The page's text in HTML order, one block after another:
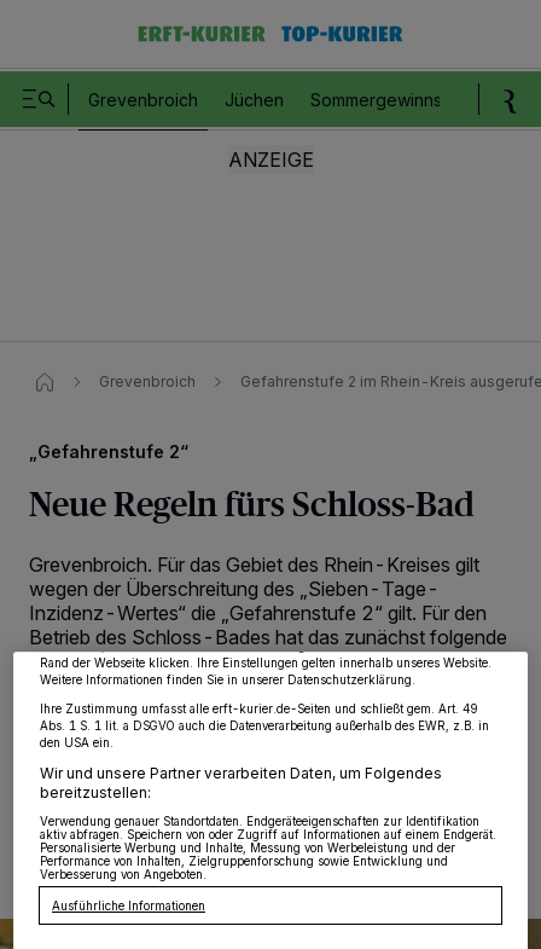
Grevenbroich Jüchen Sommergewinnspiel
Grevenbroich Gefahrenstufe 2 im Rhein-Kreis
„Gefahrenstufe 2“
Neue Regeln fürs Schloss-Bad
Grevenbroich. Für das Gebiet des Rhein-Kreises gilt
wegen der Überschreitung des „Sieben-Tage-
Inzidenz-Wertes“ die „Gefahrenstufe 2“ gilt. Für den
Betrieb des Schloss-Bades hat das zunächst folgende
Auswirkungen: die Beibehaltung der Zwei-Stunden-
Öffnungszeiten . Das Frühschwimmen (von 6 bis 8
Uhr) bleibt bestehen.
218-Partner speichern und greifen auf personenbezogene Daten
von OK aktivieren Sie Tracking-Technologien für die unter „Wir und unsere
Partner verarbeiten Daten, um Ihnen Dienste bereitzustellen“ aufgeführten
Zwecke. Wenn Tracker deaktiviert sind, sind manche Inhalte und Anzeigen
möglicherweise nicht mehr so relevant für Sie. Sie können dieses Menü jederzeit
wieder aufrufen, um Ihre Einstellungen zu ändern oder Ihre Einwilligung zu
widerrufen, indem Sie auf den Link Einstellungen oder Ablehnen am unteren
Rand der Webseite klicken. Ihre Einstellungen gelten innerhalb unseres Website.
Weitere Informationen finden Sie in unserer Datenschutzerklärung.
Ihre Zustimmung umfasst alle erft-kurier.de-Seiten und schließt gem. Art. 49
Abs. 1 S. 1 lit. a DSGVO auch die Datenverarbeitung außerhalb des EWR, z.B. in
den USA ein.
Wir und unsere Partner verarbeiten Daten, um Folgendes
bereitzustellen:
Verwendung genauer Standortdaten. Endgeräteeigenschaften zur Identifikation
aktiv abfragen. Speichern von oder Zugriff auf Informationen auf einem Endgerät.
Personalisierte Werbung und Inhalte, Messung von Werbeleistung und der
Performance von Inhalten, Zielgruppenforschung sowie Entwicklung und
Verbesserung von Angeboten.
Ausführliche Informationen